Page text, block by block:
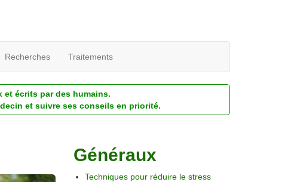
Recherches Traitements
écrits par des humains.
et suivre ses conseils en priorité.
Généraux
Techniques pour réduire le stress